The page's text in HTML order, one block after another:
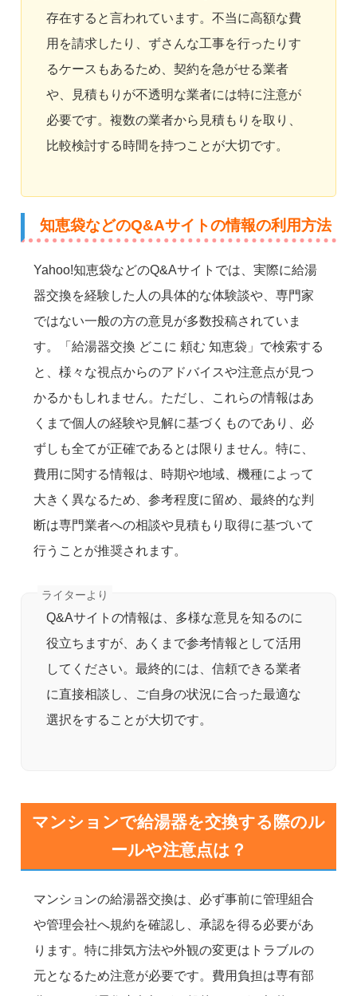
存在すると言われています。不当に高額な費
用を請求したり、ずさんな工事を行ったりす
るケースもあるため、契約を急がせる業者
や、見積もりが不透明な業者には特に注意が
必要です。複数の業者から見積もりを取り、
比較検討する時間を持つことが大切です。
知恵袋などのQ&Aサイトの情報の利用方法
Yahoo!知恵袋などのQ&Aサイトでは、実際に給湯
器交換を経験した人の具体的な体験談や、専門家
ではない一般の方の意見が多数投稿されていま
す。「給湯器交換 どこに 頼む 知恵袋」で検索する
と、様々な視点からのアドバイスや注意点が見つ
かるかもしれません。ただし、これらの情報はあ
くまで個人の経験や見解に基づくものであり、必
ずしも全てが正確であるとは限りません。特に、
費用に関する情報は、時期や地域、機種によって
大きく異なるため、参考程度に留め、最終的な判
断は専門業者への相談や見積もり取得に基づいて
行うことが推奨されます。
Q&Aサイトの情報は、多様な意見を知るのに
役立ちますが、あくまで参考情報として活用
してください。最終的には、信頼できる業者
に直接相談し、ご自身の状況に合った最適な
選択をすることが大切です。
マンションで給湯器を交換する際のル
ールや注意点は？
マンションの給湯器交換は、必ず事前に管理組合
や管理会社へ規約を確認し、承認を得る必要があ
ります。特に排気方法や外観の変更はトラブルの
元となるため注意が必要です。費用負担は専有部